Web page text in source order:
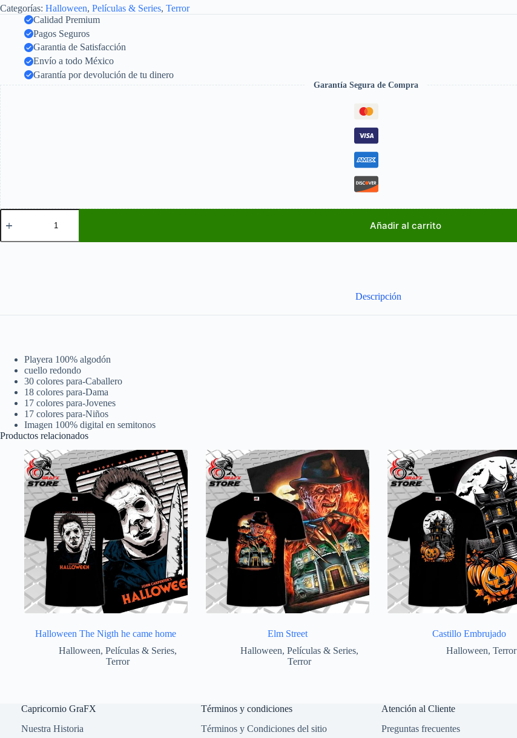
Categorías: Halloween, Películas & Series, Terror
Calidad Premium
Pagos Seguros
Garantia de Satisfacción
Envío a todo México
Garantía por devolución de tu dinero
Garantía Segura de Compra
Halloween
cantidad
Añadir al carrito
Descripción
Playera 100% algodón
cuello redondo
30 colores para-Caballero
18 colores para-Dama
17 colores para-Jovenes
17 colores para-Niños
Imagen 100% digital en semitonos
Productos relacionados
Halloween The Nigth he came home
Halloween,Películas & Series,
Terror
Elm Street
Halloween,Películas & Series,
Terror
Castillo Embrujado
Halloween, Terror
Capricornio GraFX
Nuestra Historia
Términos y condiciones
Términos y Condiciones del sitio
Atención al Cliente
Preguntas frecuentes